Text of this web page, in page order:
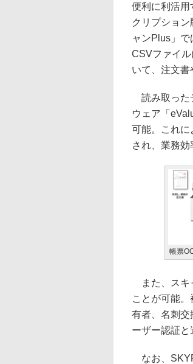
便利に利活用
クリプショ
ャンPlus」で
CSVファイ
いて、注文書
読み取った
ウェア「
可能。これに
され、業務効
帳票
また、スキ
ことが可能
有者、名刺交
ーザー認証と
なお、